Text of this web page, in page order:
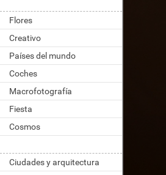
Flores
Creativo
Países del mundo
Coches
Macrofotografía
Fiesta
Cosmos
Ciudades y arquitectura